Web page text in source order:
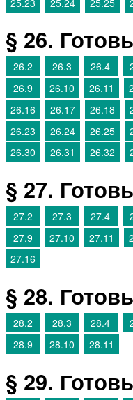
§ 26.
26.2
26.3 26.4
26.9
26.10 26.11
26.16
26.17 26.18
26.23
26.24 26.25
26.30
26.31 26.32
§ 27.
27.2
27.3 27.4
27.9
27.10 27.11
27.16
§ 28.
28.2
28.3 28.4
28.9
28.10 28.11
§ 29.